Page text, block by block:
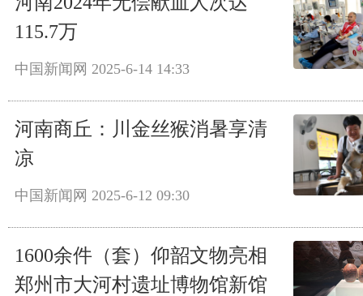
115.7万
中国新闻网 2025-6-14 14:33
河南商丘：川金丝猴消暑享清
凉
中国新闻网 2025-6-12 09:30
1600余件（套）仰韶文物亮相
郑州市大河村遗址博物馆新馆